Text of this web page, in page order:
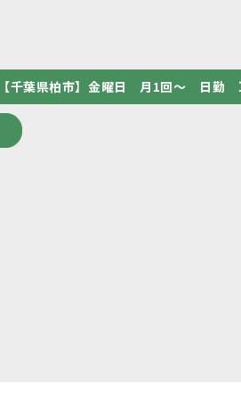
【千葉県柏市】金曜日 月1回～ 日勤